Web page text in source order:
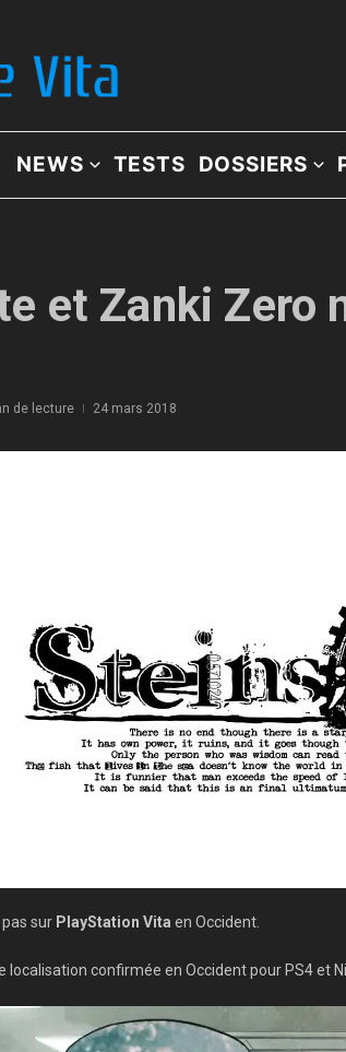
NEWS TESTS DOSSIERS
et Zanki Zero
de lecture 24 mars 2018
sur PlayStation Vita en Occident.
localisation confirmée en Occident pour PS4 et